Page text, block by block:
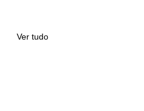
Ver tudo